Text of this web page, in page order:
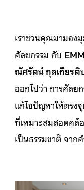
เราชวนคุณมามองมุ
ศัลยกรรม กับ
ณัศรัตน์ กุลเกียรติ
ออกไปว่า การศัลย
แก้ไขปัญหาให้ตรง
ที่เหมาะสมสอดคล้
เป็นธรรมชาติ จาก